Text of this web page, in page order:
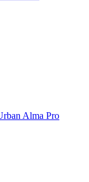
Alma Pro